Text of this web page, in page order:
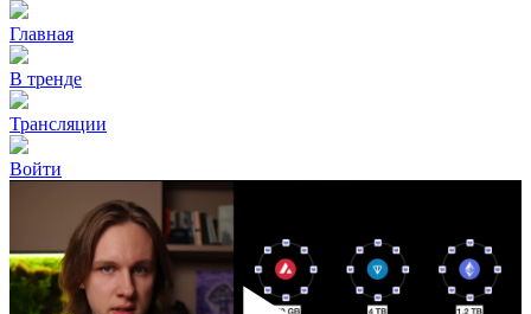
Главная
В тренде
Трансляции
Войти